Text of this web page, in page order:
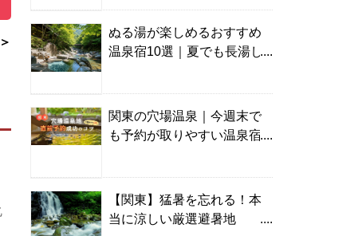
＞
ぬる湯が楽しめるおすすめ
温泉宿10選｜夏でも長湯し
関東の穴場温泉｜今週末で
も予約が取りやすい温泉宿
【関東】猛暑を忘れる！本
当に涼しい厳選避暑地